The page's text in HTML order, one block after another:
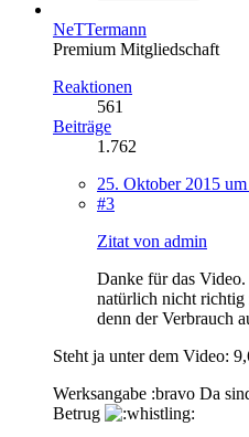
NeTTermann
Premium Mitgliedschaft
Reaktionen
561
Beiträge
1.762
25. Oktober 2015
#3
Zitat von admin
Danke für das
natürlich nicht richtig
denn der Verbrauch
Steht ja unter dem Video:
Werksangabe :bravo Da
Betrug